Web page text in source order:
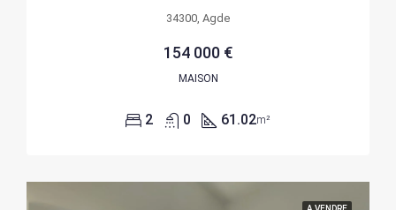
34300, Agde
154 000 €
MAISON
2 0 61.02m²